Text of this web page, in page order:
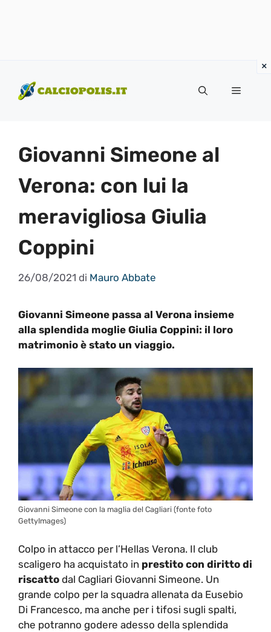
contenuto
Menu
Giovanni Simeone al
Verona: con lui la
meravigliosa Giulia
Coppini
26/08/2021 di Mauro Abbate
Giovanni Simeone passa al Verona insieme
alla splendida moglie Giulia Coppini: il loro
matrimonio è stato un viaggio.
Giovanni Simeone con la maglia del Cagliari (fonte foto
GettyImages)
Colpo in attacco per l’Hellas Verona. Il club
scaligero ha acquistato in prestito con diritto di
riscatto dal Cagliari Giovanni Simeone. Un
grande colpo per la squadra allenata da Eusebio
Di Francesco, ma anche per i tifosi sugli spalti,
che potranno godere adesso della splendida